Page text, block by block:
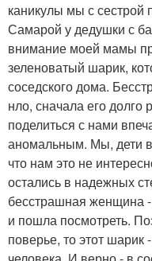
каникулы мы с сестрой
Самарой у дедушки с
внимание моей мамы
зеленоватый шарик,
соседского дома.
нло, сначала его
поделиться с нами
аномальным. Мы, дети
что нам это не
остались в надежных
бесстрашная женщина
и пошла посмотреть.
поверье, то этот